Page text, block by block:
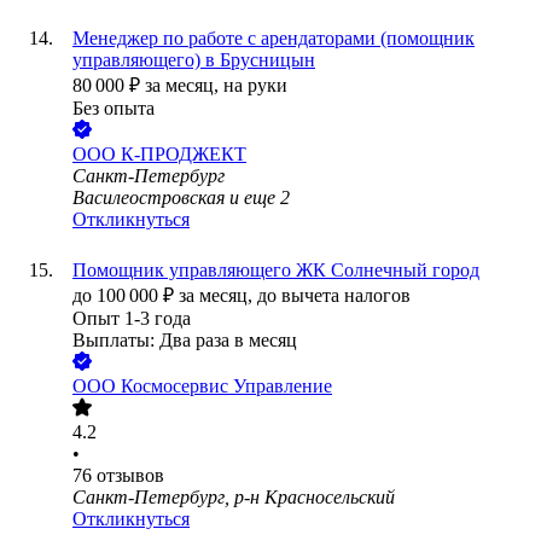
Менеджер по работе с арендаторами (помощник
управляющего) в Брусницын
80 000 ₽ за месяц, на руки
Без опыта
ООО К-ПРОДЖЕКТ
Санкт-Петербург
Василеостровская и еще 2
Откликнуться
Помощник управляющего ЖК Солнечный город
до 100 000 ₽ за месяц, до вычета налогов
Опыт 1-3 года
Выплаты: Два раза в месяц
ООО Космосервис Управление
4.2
•
76 отзывов
Санкт-Петербург, р-н Красносельский
Откликнуться